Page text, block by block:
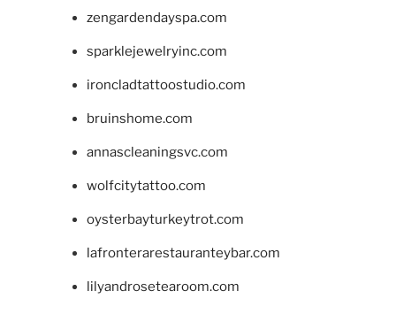
zengardendayspa.com
sparklejewelryinc.com
ironcladtattoostudio.com
bruinshome.com
annascleaningsvc.com
wolfcitytattoo.com
oysterbayturkeytrot.com
lafronterarestauranteybar.com
lilyandrosetearoom.com